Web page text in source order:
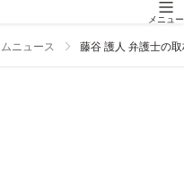
メニュー
ニュース 藤谷 護人 弁護士の